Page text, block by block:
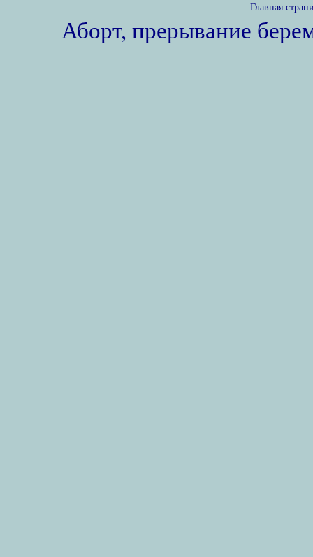
Главная
Аборт, прерывание